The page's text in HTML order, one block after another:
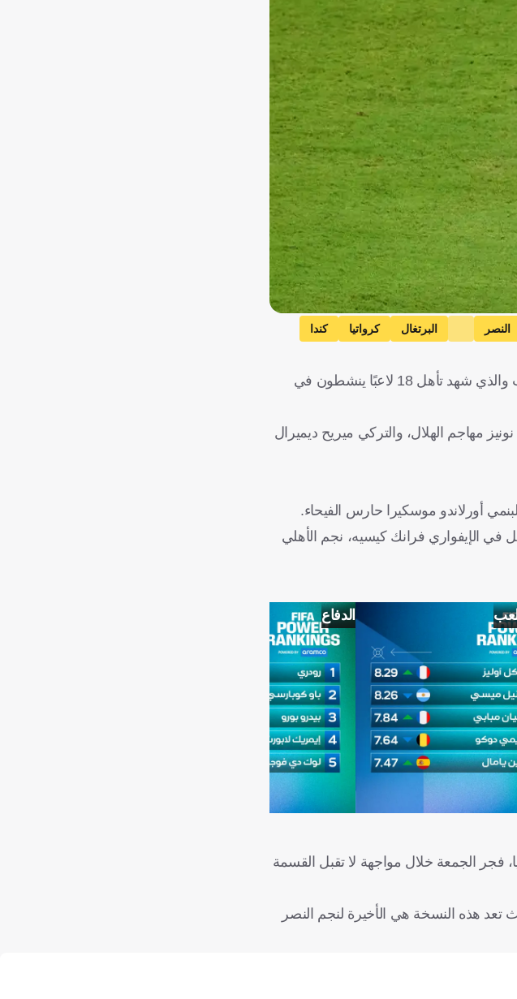
النصر البرتغال كرواتيا
كندا
بدأت أحلام نجوم دوري روشن تتبخر واحدًا تلو الآخر، بعد النجاح الذي ظهر به أغلبهم في دور المجموعات والذي شهد تأهل 18 لاعبًا ينشطون في
نونيز مهاجم الهلال، والتركي ميريح ديميرال
أورلاندو موسكيرا حارس الفيحاء.
نجوم روشن من جديد، حيث ودع 4 عناصر أخرى، تتمثل في الإيفواري فرانك كيسيه، نجم الأهلي
الدفاع
فجر الجمعة خلال مواجهة لا تقبل القسمة
الذي استعصى عليه في 5 مشاركات سابقة، حيث تعد هذه النسخة هي الأخيرة لنجم النصر